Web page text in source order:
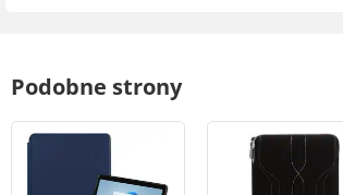
Podobne strony